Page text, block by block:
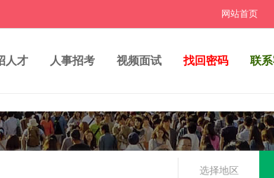
网站首页
人才 人事招考 视频面试 找回密码 联
选择地区